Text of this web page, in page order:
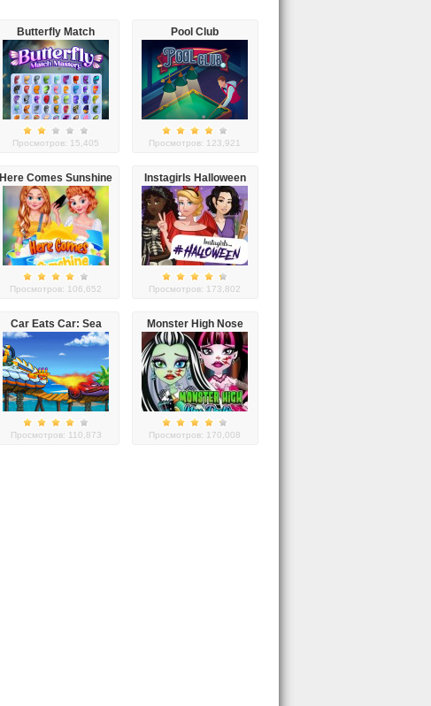
Butterfly Match
Mastery
Просмотров: 15,405
Pool Club
Просмотров: 123,921
Here Comes Sunshine
Просмотров: 106,652
Instagirls Halloween
Dress Up
Просмотров: 173,802
Car Eats Car: Sea
Adventure
Просмотров: 110,873
Monster High Nose
Doctor
Просмотров: 170,008